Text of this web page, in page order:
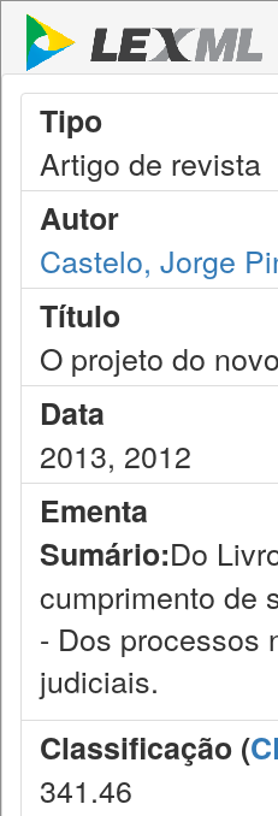
Tipo
Artigo de revista
Autor
Castelo, Jorge
Título
O projeto do
Data
2013, 2012
Ementa
Sumário:Do
cumprimento de
- Dos processos
judiciais.
Classificação (
341.46